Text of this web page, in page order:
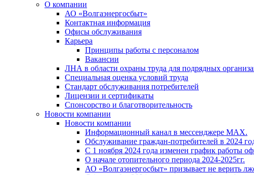
О компании
АО «Волгаэнергосбыт»
Контактная информация
Офисы обслуживания
Карьера
Принципы работы с персоналом
Вакансии
ЛНА в области охраны труда для подрядных
Специальная оценка условий труда
Стандарт обслуживания потребителей
Лицензии и сертификаты
Спонсорство и благотворительность
Новости компании
Новости компании
Информационный канал в мессенджере MAX.
Обслуживание граждан-потребителей в 2024
С 1 ноября 2024 года изменен график работы
О начале отопительного периода 2024-2025гг.
АО «Волгаэнергосбыт» призывает не верить